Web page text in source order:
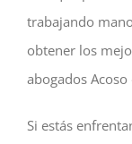
trabajando
obtener los
abogados Acoso
Si estás